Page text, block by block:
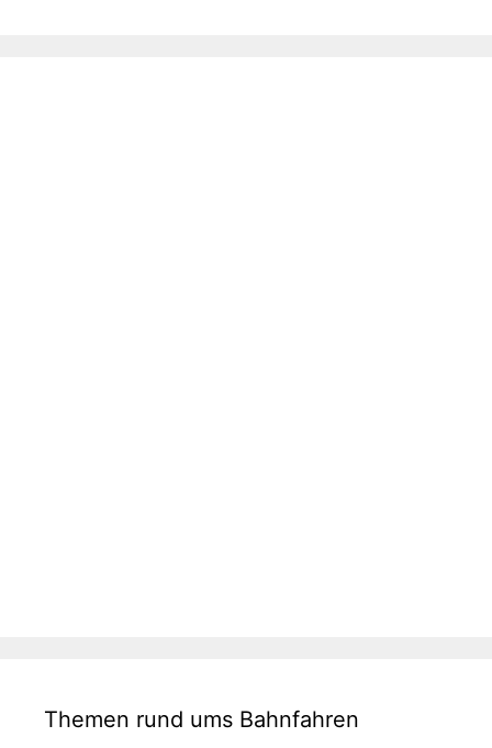
Themen rund ums Bahnfahren